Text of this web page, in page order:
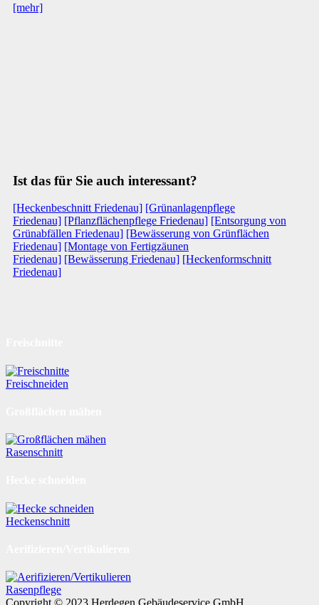
[mehr]
Ist das für Sie auch interessant?
[Heckenbeschnitt Friedenau] [Grünanlagenpflege
Friedenau] [Pflanzflächenpflege Friedenau] [Entsorgung von
Grünabfällen Friedenau] [Bewässerung von Grünflächen
Friedenau] [Montage von Fertigzäunen
Friedenau] [Bewässerung Friedenau] [Heckenformschnitt
Friedenau]
Freischneiden
Rasenschnitt
Heckenschnitt
Rasenpflege